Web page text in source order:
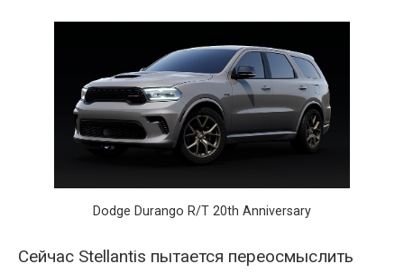
Dodge Durango R/T 20th Anniversary
Сейчас Stellantis пытается переосмыслить